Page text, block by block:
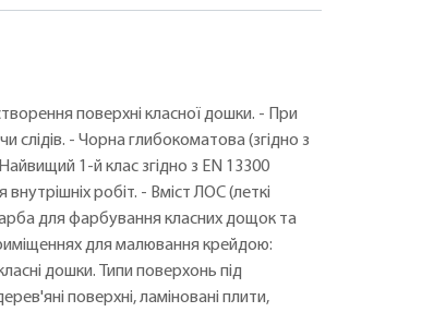
поверхні класної дошки. - При
слідів. - Чорна глибокоматова (згідно з
1-й клас згідно з EN 13300
робіт. - Вміст ЛОС (леткі
для фарбування класних дощок та
для малювання крейдою:
дошки. Типи поверхонь під
поверхні, ламіновані плити,